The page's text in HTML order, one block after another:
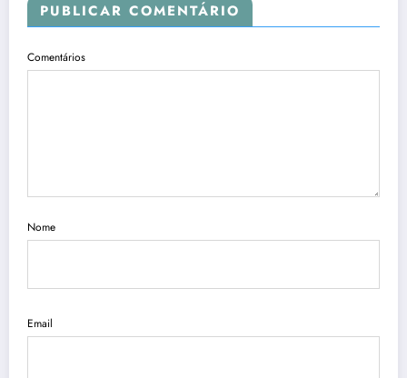
PUBLICAR COMENTÁRIO
Comentários
Nome
Email